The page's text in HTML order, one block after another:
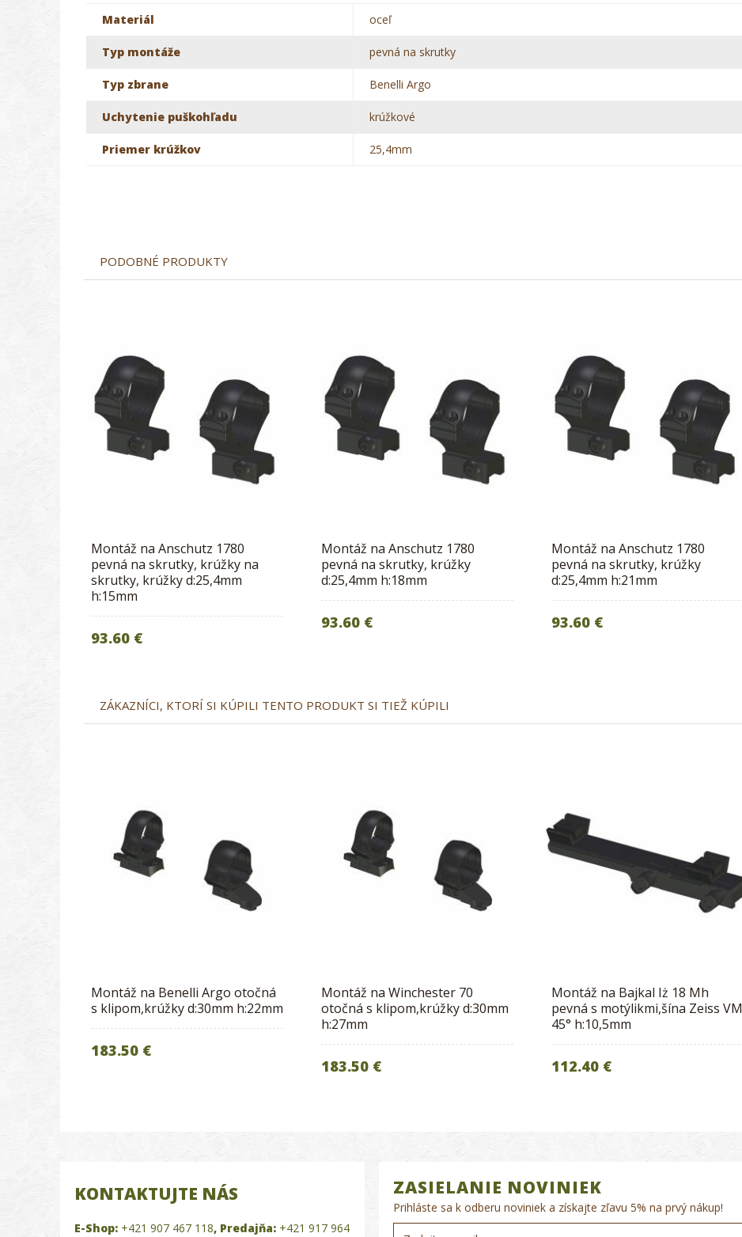
Materiál oceľ
Typ montáže pevná na skrutky
Typ zbrane Benelli Argo
Uchytenie puškohľadu krúžkové
Priemer krúžkov 25,4mm
PODOBNÉ PRODUKTY
Montáž na Anschutz 1780
pevná na skrutky, krúžky na
skrutky, krúžky d:25,4mm
h:15mm
93.60 €
Montáž na Anschutz 1780
pevná na skrutky, krúžky
d:25,4mm h:18mm
93.60 €
Montáž na Anschutz 1780
pevná na skrutky, krúžky
d:25,4mm h:21mm
93.60 €
ZÁKAZNÍCI, KTORÍ SI KÚPILI TENTO PRODUKT SI TIEŽ KÚPILI
Montáž na Benelli Argo otočná
s klipom,krúžky d:30mm h:22mm
183.50 €
Montáž na Winchester 70
otočná s klipom,krúžky d:30mm
h:27mm
183.50 €
Montáž na Bajkal Iż 18 Mh
pevná s motýlikmi,šína Zeiss VM
45° h:10,5mm
112.40 €
KONTAKTUJTE NÁS
E-Shop: +421 907 467 118, Predajňa: +421 917 964
ZASIELANIE NOVINIEK
Prihláste sa k odberu noviniek a získajte zľavu 5% na prvý nákup!